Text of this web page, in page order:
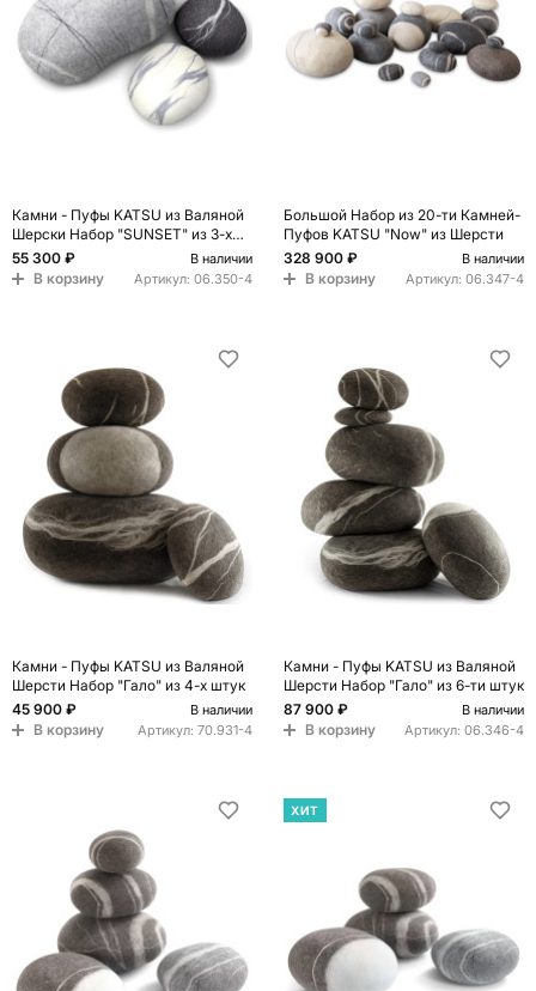
Камни - Пуфы KATSU из Валяной
Шерски Набор "SUNSET" из 3-х
штук
55 300 ₽ В наличии
В корзину Артикул: 06.350-4
Большой Набор из 20-ти Камней-
Пуфов KATSU "Now" из Шерсти
328 900 ₽
В наличии
В корзину Артикул: 06.347-4
Камни - Пуфы KATSU из Валяной
Шерсти Набор "Гало" из 4-х штук
45 900 ₽
В наличии
В корзину Артикул: 70.931-4
Камни - Пуфы KATSU из Валяной
Шерсти Набор "Гало" из 6-ти штук
87 900 ₽
В наличии
В корзину Артикул: 06.346-4
ХИТ